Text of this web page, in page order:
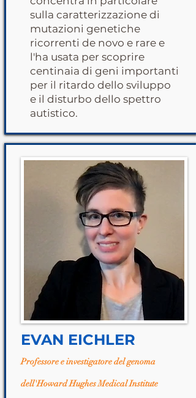
sulla caratterizzazione di
mutazioni genetiche
ricorrenti de novo e rare e
l'ha usata per scoprire
centinaia di geni importanti
per il ritardo dello sviluppo
e il disturbo dello spettro
autistico.
EVAN EICHLER
Professore e investigatore del genoma
dell'Howard Hughes Medical Institute